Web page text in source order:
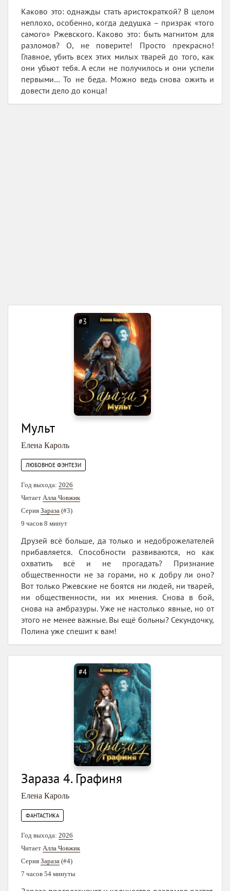
Каково это: однажды стать аристократкой? В целом
неплохо, особенно, когда дедушка – призрак «того
самого» Ржевского. Каково это: быть магнитом для
разломов? О, не поверите! Просто прекрасно!
Главное, убить всех этих милых тварей до того, как
они убьют тебя. А если не получилось и они успели
первыми… То не беда. Можно ведь снова ожить и
довести дело до конца!
#3
Мульт
Елена Кароль
ЛЮБОВНОЕ ФЭНТЕЗИ
Год выхода: 2026
Читает Алла Човжик
Серия Зараза (#3)
9 часов 8 минут
Друзей всё больше, да только и недоброжелателей
прибавляется. Способности развиваются, но как
охватить всё и не прогадать? Признание
общественности не за горами, но к добру ли оно?
Вот только Ржевские не боятся ни людей, ни тварей,
ни общественности, ни их мнения. Снова в бой,
снова на амбразуры. Уже не настолько явные, но от
этого не менее важные. Вы ещё больны? Секундочку,
Полина уже спешит к вам!
#4
Зараза 4. Графиня
Елена Кароль
ФАНТАСТИКА
Год выхода: 2026
Читает Алла Човжик
Серия Зараза (#4)
7 часов 54 минуты